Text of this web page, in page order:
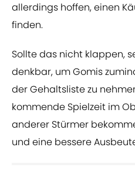
allerdings hoffen, einen
finden.
Sollte das nicht klappen,
denkbar, um Gomis
der Gehaltsliste zu
kommende Spielzeit im
anderer Stürmer
und eine bessere